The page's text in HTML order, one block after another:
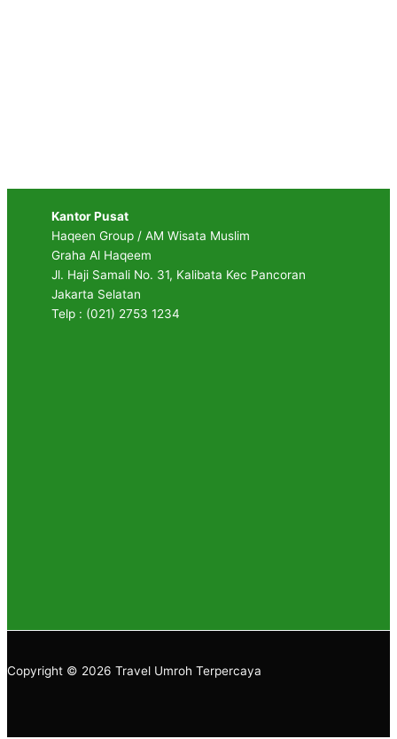
Kantor Pusat
Haqeen Group / AM Wisata Muslim
Graha Al Haqeem
Jl. Haji Samali No. 31, Kalibata Kec Pancoran
Jakarta Selatan
Telp : (021) 2753 1234
Copyright © 2026 Travel Umroh Terpercaya